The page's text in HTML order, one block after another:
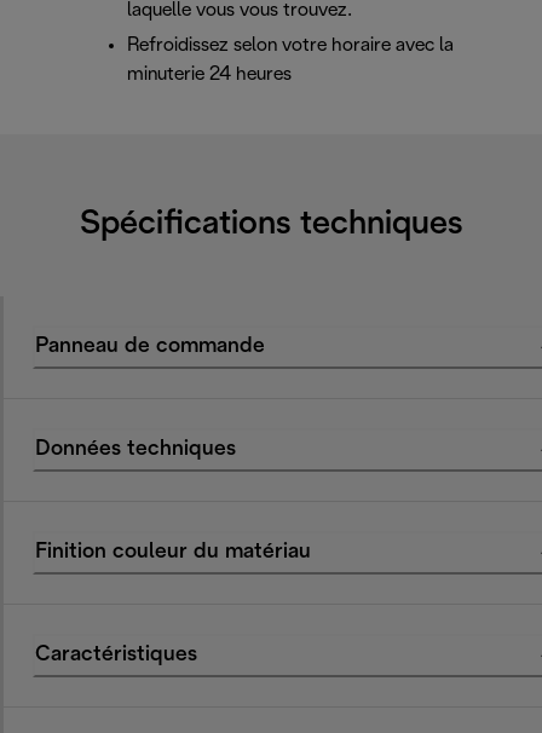
laquelle vous vous trouvez.
Refroidissez selon votre horaire avec la
minuterie 24 heures
Spécifications techniques
Panneau de commande
Données techniques
Finition couleur du matériau
Caractéristiques